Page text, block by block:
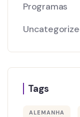
Programas
Tags
ALEMANHA